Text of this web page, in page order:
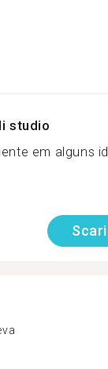
studio
em alguns